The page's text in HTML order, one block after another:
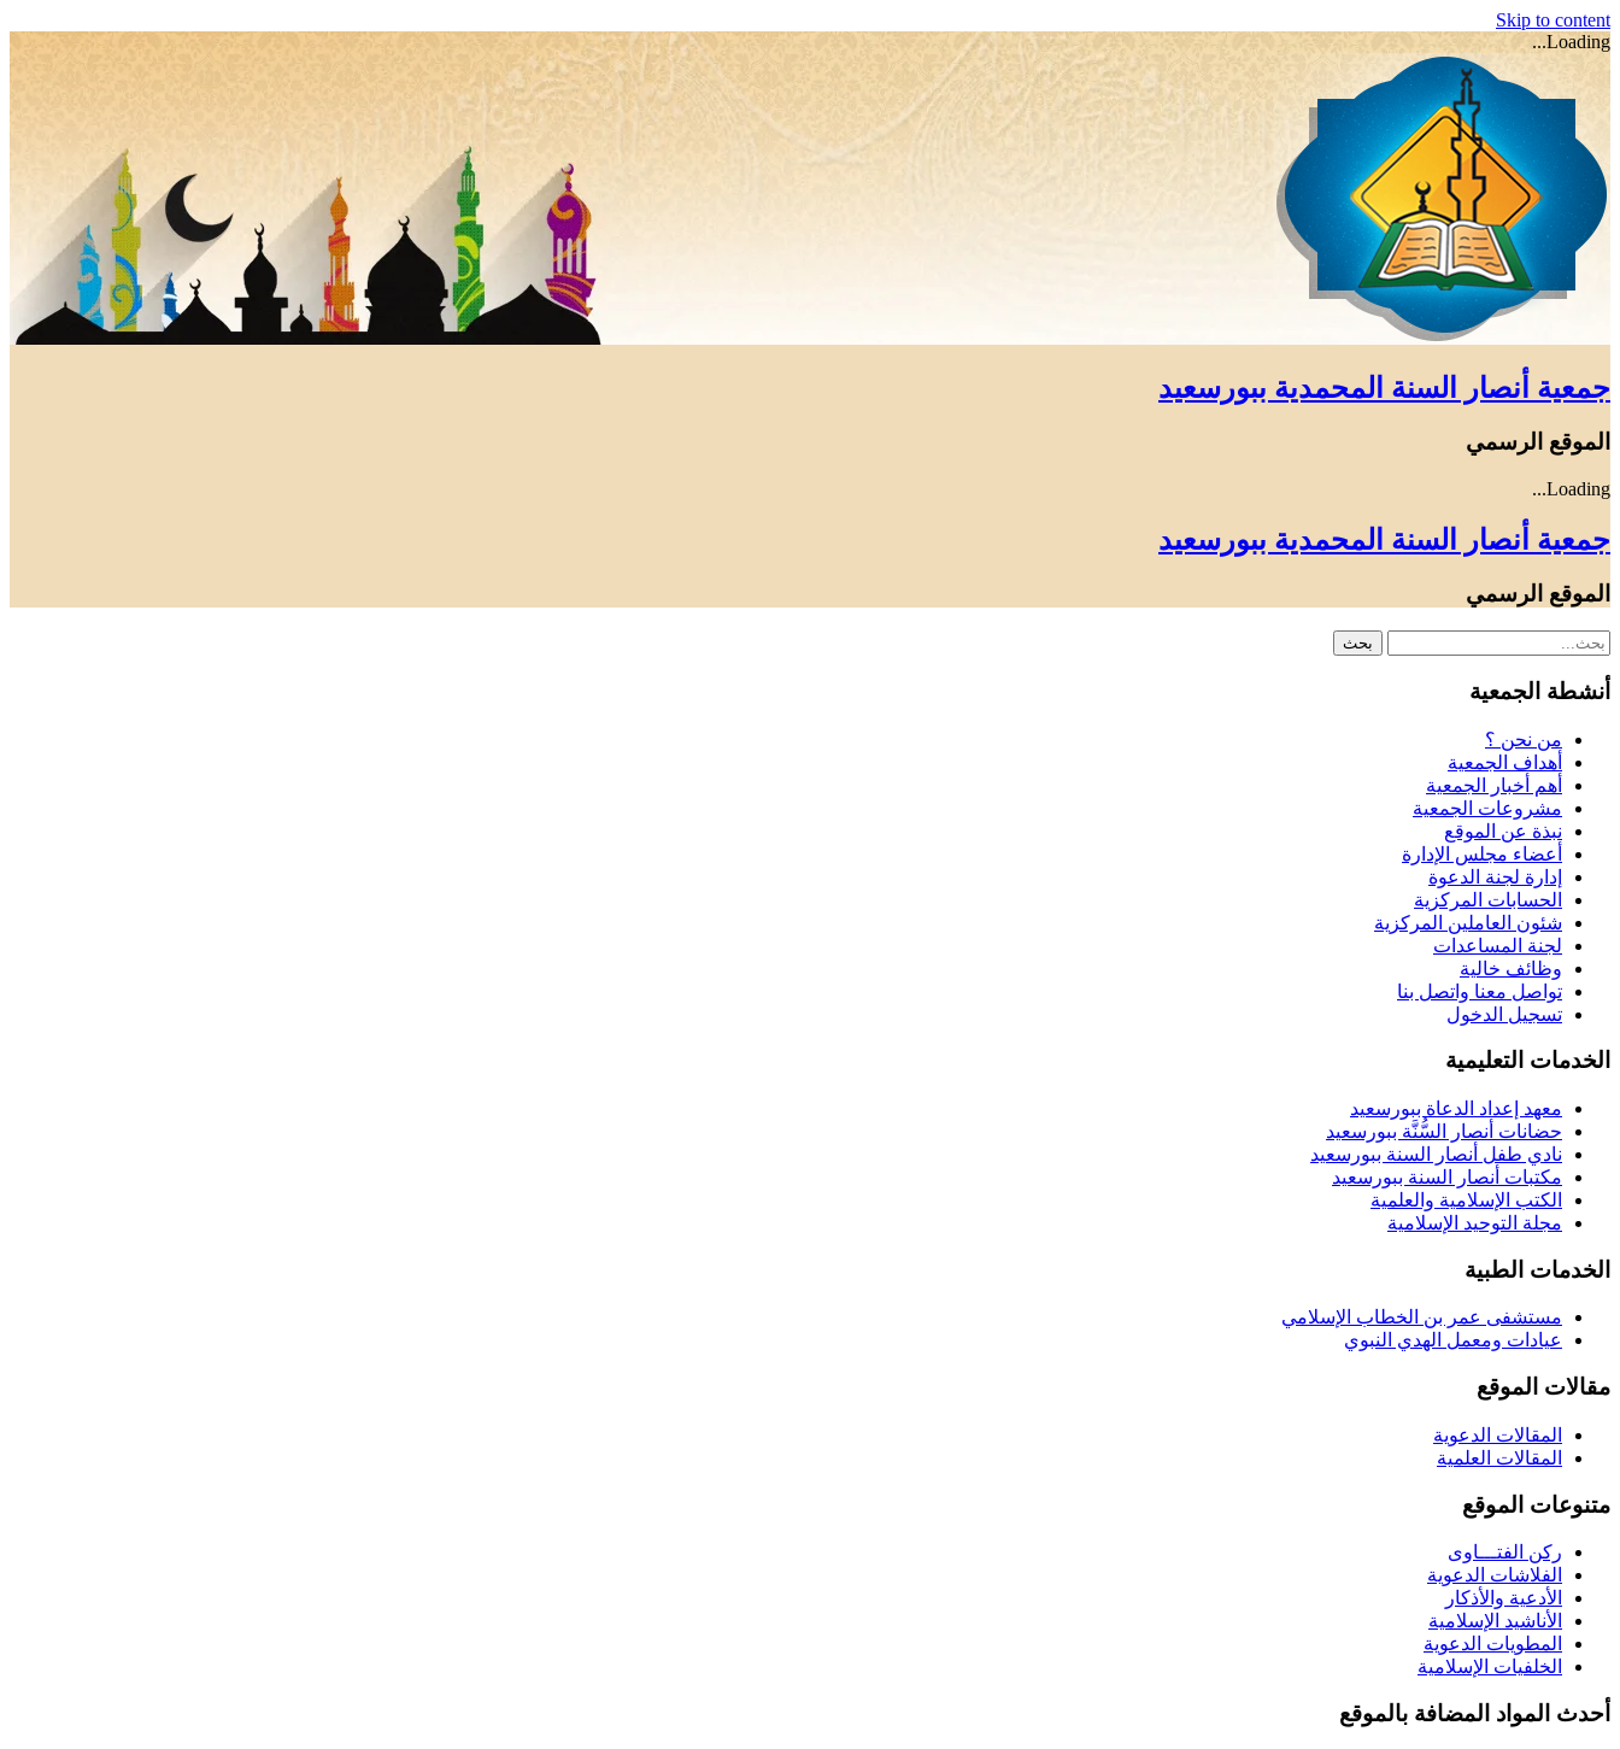
Skip to content
Loading...
جمعية أنصار السنة المحمدية ببورسعيد
الموقع الرسمي
Loading...
جمعية أنصار السنة المحمدية ببورسعيد
الموقع الرسمي
أنشطة الجمعية
من نحن ؟
أهداف الجمعية
أهم أخبار الجمعية
مشروعات الجمعية
نبذة عن الموقع
أعضاء مجلس الإدارة
إدارة لجنة الدعوة
الحسابات المركزية
شئون العاملين المركزية
لجنة المساعدات
وظائف خالية
تواصل معنا واتصل بنا
تسجيل الدخول
الخدمات التعليمية
معهد إعداد الدعاة ببورسعيد
حضانات أنصار السُّنَّة ببورسعيد
نادي طفل أنصار السنة ببورسعيد
مكتبات أنصار السنة ببورسعيد
الكتب الإسلامية والعلمية
مجلة التوحيد الإسلامية
الخدمات الطبية
مستشفى عمر بن الخطاب الإسلامي
عيادات ومعمل الهدي النبوي
مقالات الموقع
المقالات الدعوية
المقالات العلمية
متنوعات الموقع
ركن الفتـــاوى
الفلاشات الدعوية
الأدعية والأذكار
الأناشيد الإسلامية
المطويات الدعوية
الخلفيات الإسلامية
أحدث المواد المضافة بالموقع